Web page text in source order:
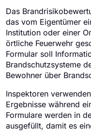
Das
das vom Eigentümer
Institution oder einer
örtliche Feuerwehr
Formular soll
Brandschutzsysteme
Bewohner über
Inspektoren
Ergebnisse während
Formulare werden in
ausgefüllt, damit es